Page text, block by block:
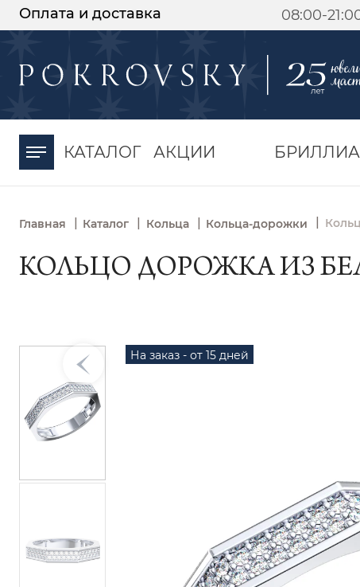
Оплата и доставка 08:00-
КАТАЛОГ АКЦИИ
Главная | Каталог | Кольца | Кольца-дорожки
КОЛЬЦО ДОРОЖКА ИЗ
На заказ - от 15 дней
-30%
момента оплаты